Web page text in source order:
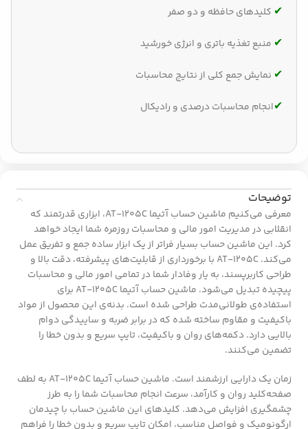
✔‌ کلیدهای حافظه و دو صفر
✔‌ منبع تغذیه باتری و انرژی خورشید
✔‌ نمایش جمع کلی از نتایج محاسبات
✔‌انجام محاسبات درصدی و رادیکال
توضیحات
معرفی می‌کنیم ماشین حساب آتیما AT-1205C، ابزاری قدرتمند که
انقلابی در مدیریت امور مالی و محاسبات روزمره شما ایجاد خواهد
کرد. این ماشین حساب بسیار فراتر از یک ابزار ساده جمع و تفریق عمل
می‌کند. AT-1205C با برخورداری از قابلیت‌های پیشرفته، دقت بالا و
طراحی کاربرپسند، به یار وفادار شما در تمامی امور مالی و محاسبات
پیچیده تبدیل می‌شود. ماشین حساب آتیما AT-1205C برای
استفاده‌ی طولانی‌مدت طراحی شده است. بدنه‌ی این محصول از مواد
باکیفیت و مقاوم ساخته شده که در برابر ضربه و ساییدگی دوام
بالایی دارد. دکمه‌های روان و باکیفیت، تایپ سریع و بدون خطا را
تضمین می‌کنند.
زمان یک دارایی ارزشمند است. ماشین حساب آتیما AT-1205C به لطف
صفحه‌کلید روان و کارآمد، سرعت انجام محاسبات شما را به طرز
چشمگیری افزایش می‌دهد. کلیدهای این ماشین حساب با چیدمان
ارگونومیک و فواصل مناسب، امکان تایپ سریع و بدون خطا را فراهم